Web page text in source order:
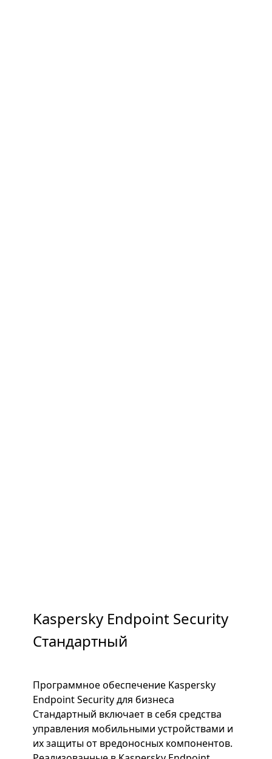
Kaspersky Endpoint Security
Стандартный
Программное обеспечение Kaspersky
Endpoint Security для бизнеса
Стандартный включает в себя средства
управления мобильными устройствами и
их защиты от вредоносных компонентов.